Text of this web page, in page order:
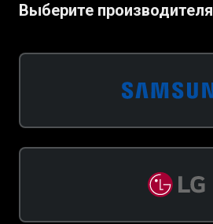
Выберите производителя